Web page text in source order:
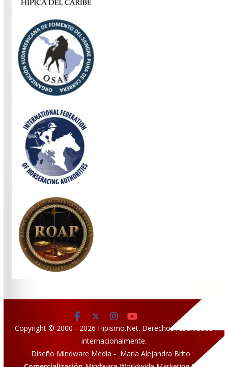
Copyright © 2000 - 2026 Hipismo.Net. Derechos reservados
internacionalmente.
Diseño Mindware Media - María Alejandra Brito